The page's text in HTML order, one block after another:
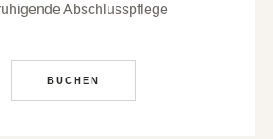
Abschlusspflege
BUCHEN